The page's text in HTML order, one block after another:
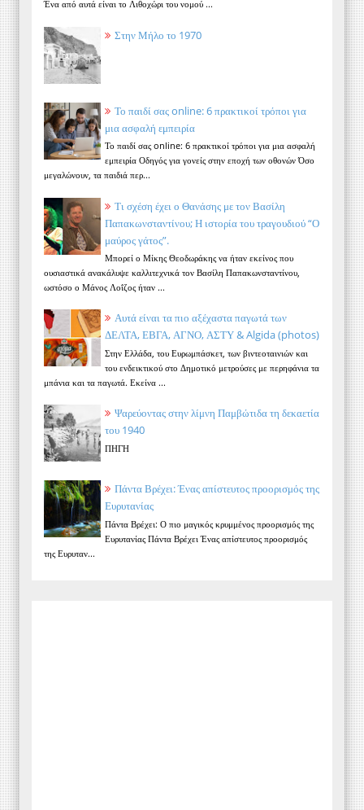
Ένα από αυτά είναι το Λιθοχώρι του νομού ...
Στην Μήλο το 1970
Το παιδί σας online: 6 πρακτικοί τρόποι για
μια ασφαλή εμπειρία
Το παιδί σας online: 6 πρακτικοί τρόποι για μια ασφαλή
εμπειρία Οδηγός για γονείς στην εποχή των οθονών Όσο
μεγαλώνουν, τα παιδιά περ...
Τι σχέση έχει ο Θανάσης με τον Βασίλη
Παπακωνσταντίνου; Η ιστορία του τραγουδιού “Ο
μαύρος γάτος”.
Μπορεί ο Μίκης Θεοδωράκης να ήταν εκείνος που
ουσιαστικά ανακάλυψε καλλιτεχνικά τον Βασίλη Παπακωνσταντίνου,
ωστόσο ο Μάνος Λοΐζος ήταν ...
Αυτά είναι τα πιο αξέχαστα παγωτά των
ΔΕΛΤΑ, ΕΒΓΑ, ΑΓΝΟ, ΑΣΤΥ & Algida (photos)
Στην Ελλάδα, του Ευρωμπάσκετ, των βιντεοταινιών και
του ενδεικτικού στο Δημοτικό μετρούσες με περηφάνια τα
μπάνια και τα παγωτά. Εκείνα ...
Ψαρεύοντας στην λίμνη Παμβώτιδα τη δεκαετία
του 1940
ΠΗΓΗ
Πάντα Βρέχει: Ένας απίστευτος προορισμός της
Ευρυτανίας
Πάντα Βρέχει: Ο πιο μαγικός κρυμμένος προορισμός της
Ευρυτανίας Πάντα Βρέχει Ένας απίστευτος προορισμός
της Ευρυταν...